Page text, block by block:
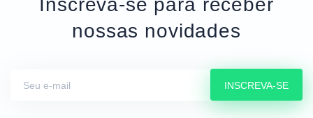
Inscreva-se para receber
nossas novidades
INSCREVA-SE